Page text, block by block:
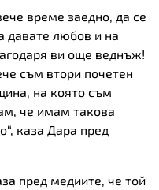
време заедно, да се
давате любов и на
ви още веднъж!
съм втори почетен
на която съм
че имам такова
каза Дара пред
пред медиите, че той